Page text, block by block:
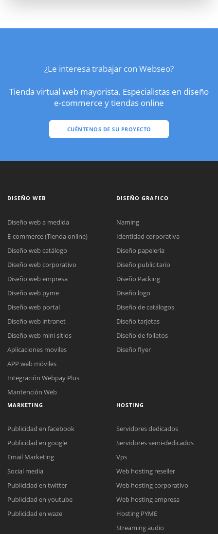
¿Le interesa trabajar con Webseo?
Tienda virtual web mayorista. Especialistas en diseño
e-commerce y tiendas online
CUÉNTENOS DE SU PROYECTO
Reunión online
Meet para la reunión online.
Cotización
Chat Online
Todos nuestros ejecutivos están fuera de línea. Complete el formulario
DISEÑO WEB
Diseño web a medida
E-commerce (Tienda online)
Diseño web catálogo
Diseño web corporativo
Diseño web empresa
Diseño web pyme
Diseño web portal
Diseño web intranet
Diseño web mini sitios
Aplicaciones moviles
APP web móviles
Integración Webpay Plus
Mantención Web
DISEÑO GRAFICO
Naming
Identidad corporativa
Diseño papelería
Diseño publicitario
Diseño Packing
Diseño logo
Diseño de catálogos
Diseño tarjetas
Diseño de folletos
Diseño flyer
MARKETING
Publicidad en facebook
Publicidad en google
Email Marketing
Social media
Publicidad en twitter
Publicidad en youtube
Publicidad en waze
HOSTING
Servidores dedicados
Servidores semi-dedicados
Vps
Web hosting reseller
Web hosting corporativo
Web hosting empresa
Hosting PYME
Streaming audio